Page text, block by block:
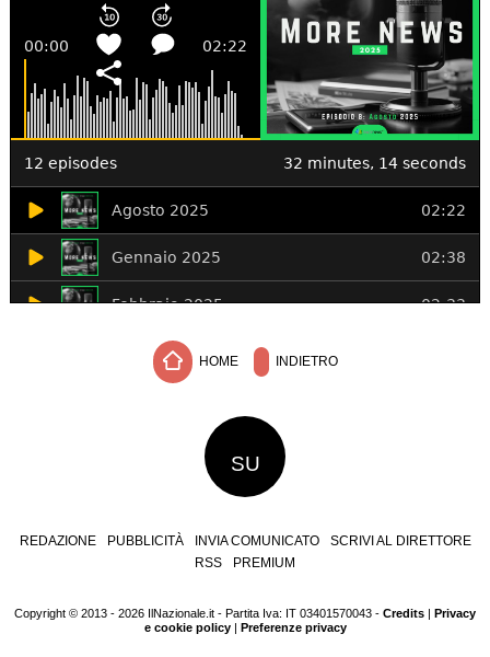
HOME INDIETRO
SU
REDAZIONE PUBBLICITÀ INVIA COMUNICATO
SCRIVI AL DIRETTORE
RSS
PREMIUM
Copyright © 2013 - 2026 IlNazionale.it - Partita Iva: IT 03401570043 - Credits
Privacy
e cookie policy| Preferenze privacy